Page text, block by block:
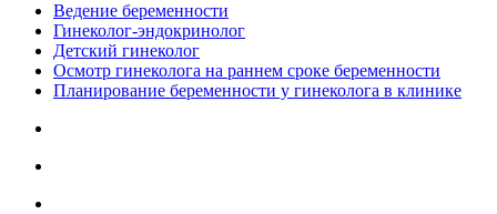
Ведение беременности
Гинеколог-эндокринолог
Детский гинеколог
Осмотр гинеколога на раннем сроке беременности
Планирование беременности у гинеколога в клинике